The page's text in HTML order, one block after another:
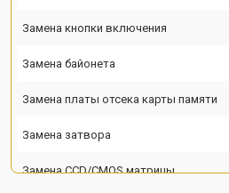
Замена кнопки включения
Замена байонета
Замена платы отсека карты памяти
Замена затвора
Замена CCD/CMOS матрицы